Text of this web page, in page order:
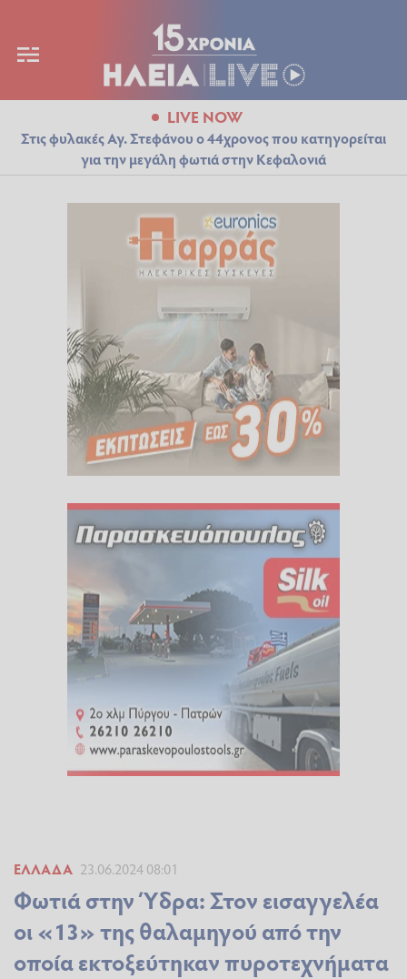
LIVE NOW
Στις φυλακές Αγ. Στεφάνου ο 44χρονος που κατηγορείται
για την μεγάλη φωτιά στην Κεφαλονιά
ΕΛΛΆΔΑ 23.06.2024 08:01
Φωτιά στην Ύδρα: Στον εισαγγελέα
οι «13» της θαλαμηγού από την
οποία εκτοξεύτηκαν πυροτεχνήματα